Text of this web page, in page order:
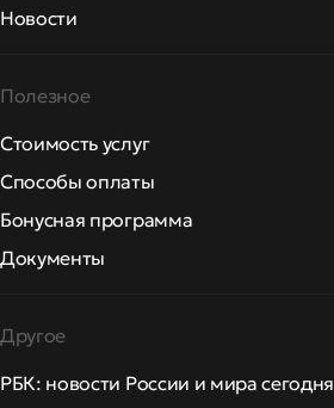
Новости
Полезное
Стоимость услуг
Способы оплаты
Бонусная программа
Документы
Другое
РБК: новости России и мира сегодня